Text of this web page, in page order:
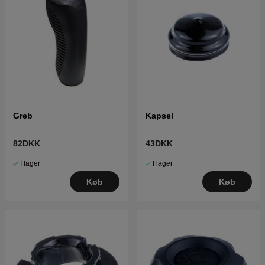
Greb
82DKK
I lager
Køb
Kapsel
43DKK
I lager
Køb